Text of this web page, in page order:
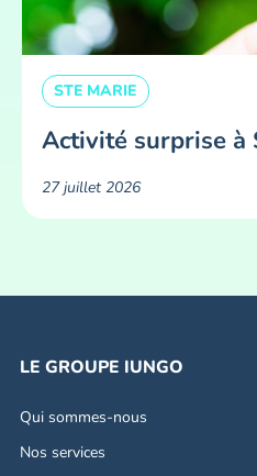
STE MARIE
Activité surprise à
27 juillet 2026
LE GROUPE IUNGO
Qui sommes-nous
Nos services